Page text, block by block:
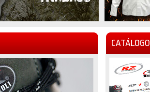
CATÁLOGO